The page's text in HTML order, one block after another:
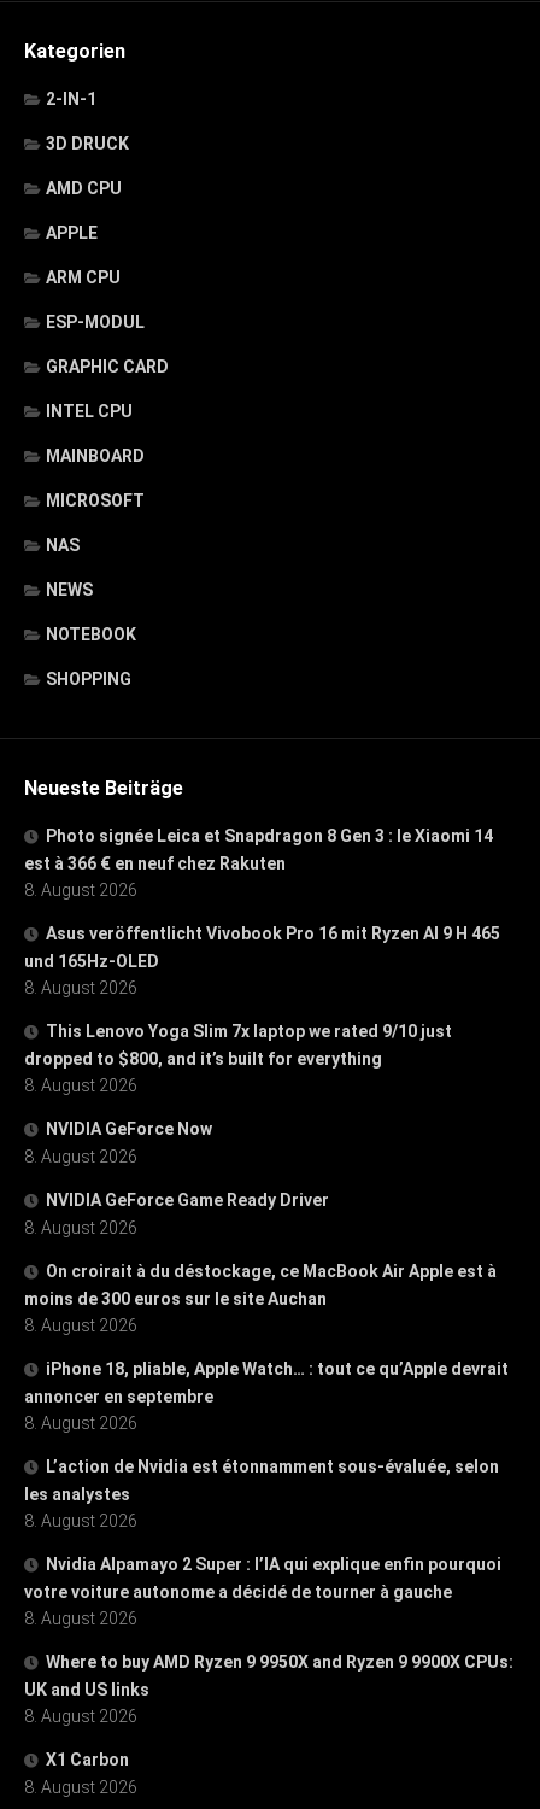
Kategorien
2-IN-1
3D DRUCK
AMD CPU
APPLE
ARM CPU
ESP-MODUL
GRAPHIC CARD
INTEL CPU
MAINBOARD
MICROSOFT
NAS
NEWS
NOTEBOOK
SHOPPING
Neueste Beiträge
Photo signée Leica et Snapdragon 8 Gen 3 : le Xiaomi 14
est à 366 € en neuf chez Rakuten
8. August 2026
Asus veröffentlicht Vivobook Pro 16 mit Ryzen AI 9 H 465
und 165Hz-OLED
8. August 2026
This Lenovo Yoga Slim 7x laptop we rated 9/10 just
dropped to $800, and it’s built for everything
8. August 2026
NVIDIA GeForce Now
8. August 2026
NVIDIA GeForce Game Ready Driver
8. August 2026
On croirait à du déstockage, ce MacBook Air Apple est à
moins de 300 euros sur le site Auchan
8. August 2026
iPhone 18, pliable, Apple Watch… : tout ce qu’Apple devrait
annoncer en septembre
8. August 2026
L’action de Nvidia est étonnamment sous-évaluée, selon
les analystes
8. August 2026
Nvidia Alpamayo 2 Super : l’IA qui explique enfin pourquoi
votre voiture autonome a décidé de tourner à gauche
8. August 2026
Where to buy AMD Ryzen 9 9950X and Ryzen 9 9900X CPUs:
UK and US links
8. August 2026
X1 Carbon
8. August 2026